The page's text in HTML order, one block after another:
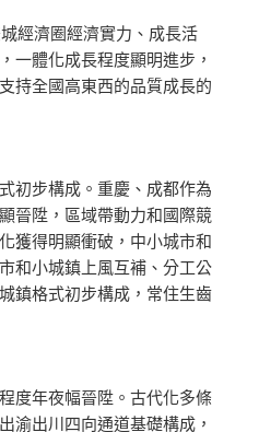
濟圈經濟實力、成長活
一體化成長程度顯明進步，
持全國高東西的品質成長的
步構成。重慶、成都作為
晉陞，區域帶動力和國際競
獲得明顯衝破，中小城市和
和小城鎮上風互補、分工公
鎮格式初步構成，常住生齒
年夜幅晉陞。古代化多條
渝出川四向通道基礎構成，